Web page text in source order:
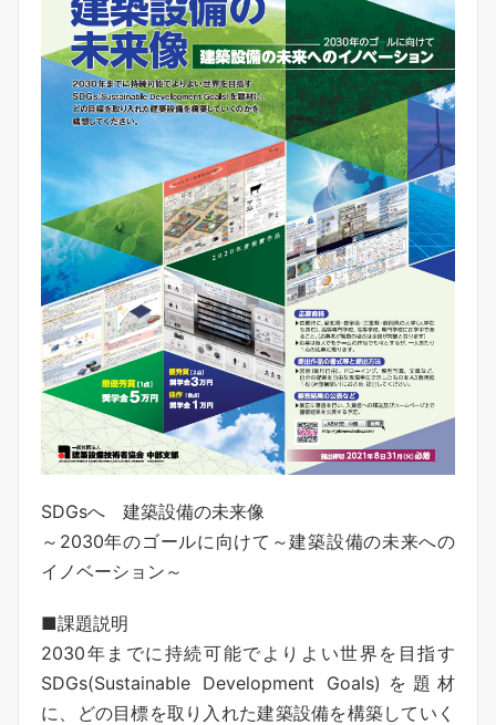
SDGsへ 建築設備の未来像
～2030年のゴールに向けて～建築設備の未来への
イノベーション～
■課題説明
2030年までに持続可能でよりよい世界を目指す
SDGs(Sustainable Development Goals)を題材
に、どの目標を取り入れた建築設備を構築していく